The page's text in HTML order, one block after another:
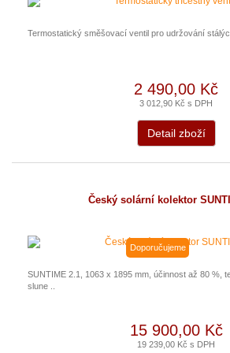
Termostatický směšovací ventil pro udržování
2 490,00 Kč
3 012,90 Kč s DPH
Detail zboží
Český solární kolektor
Doporučujeme
SUNTIME 2.1, 1063 x 1895 mm, účinnost až 80 %,
slune ..
15 900,00 Kč
19 239,00 Kč s DPH